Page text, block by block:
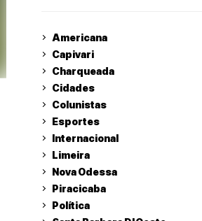
Americana
Capivari
Charqueada
Cidades
Colunistas
Esportes
Internacional
Limeira
Nova Odessa
Piracicaba
Política